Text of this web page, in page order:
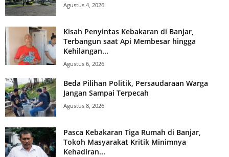
Agustus 4, 2026
Kisah Penyintas Kebakaran di Banjar,
Terbangun saat Api Membesar hingga
Kehilangan...
Agustus 6, 2026
Beda Pilihan Politik, Persaudaraan Warga
Jangan Sampai Terpecah
Agustus 8, 2026
Pasca Kebakaran Tiga Rumah di Banjar,
Tokoh Masyarakat Kritik Minimnya
Kehadiran...